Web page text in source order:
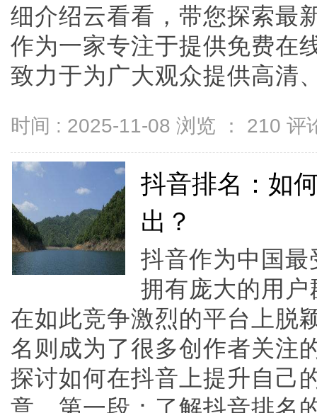
细介绍云看看，带您探索最
作为一家专注于提供免费在
致力于为广大观众提供高清
时间 : 2025-11-08 浏览 ： 210 评
抖音排名：如
出？
抖音作为中国
拥有庞大的用
在如此竞争激烈的平台上脱
名则成为了很多创作者关注
探讨如何在抖音上提升自己